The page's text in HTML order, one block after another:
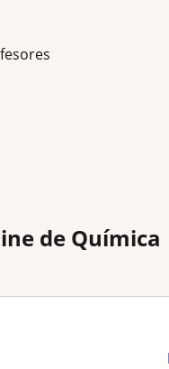
de Química